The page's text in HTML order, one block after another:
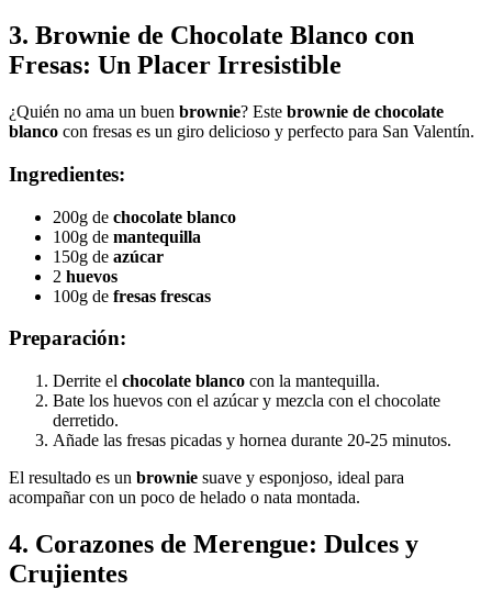
3. Brownie de Chocolate Blanco con
Fresas: Un Placer Irresistible
¿Quién no ama un buen brownie? Este brownie de chocolate
blanco con fresas es un giro delicioso y perfecto para San Valentín.
Ingredientes:
200g de chocolate blanco
100g de mantequilla
150g de azúcar
2 huevos
100g de fresas frescas
Preparación:
Derrite el chocolate blanco con la mantequilla.
Bate los huevos con el azúcar y mezcla con el chocolate
derretido.
Añade las fresas picadas y hornea durante 20-25 minutos.
El resultado es un brownie suave y esponjoso, ideal para
acompañar con un poco de helado o nata montada.
4. Corazones de Merengue: Dulces y
Crujientes